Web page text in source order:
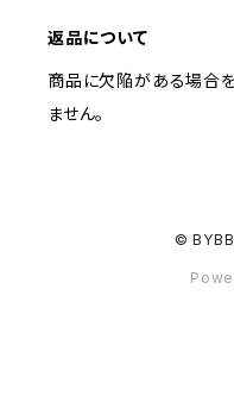
返品について
商品に欠陥がある場合
ません。
©